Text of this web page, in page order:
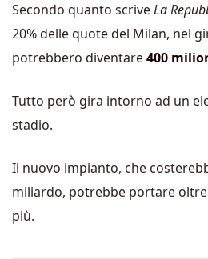
Secondo quanto scriveLa
20% delle quote del Milan, nel
potrebbero diventare400
Tutto però gira intorno ad un
stadio.
Il nuovo impianto, che
miliardo, potrebbe portare oltre
più.